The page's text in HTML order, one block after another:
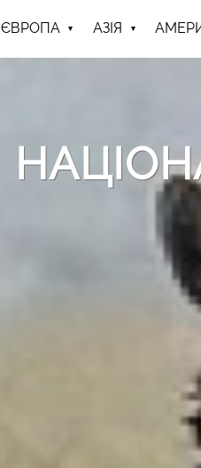
ЄВРОПА АЗІЯ